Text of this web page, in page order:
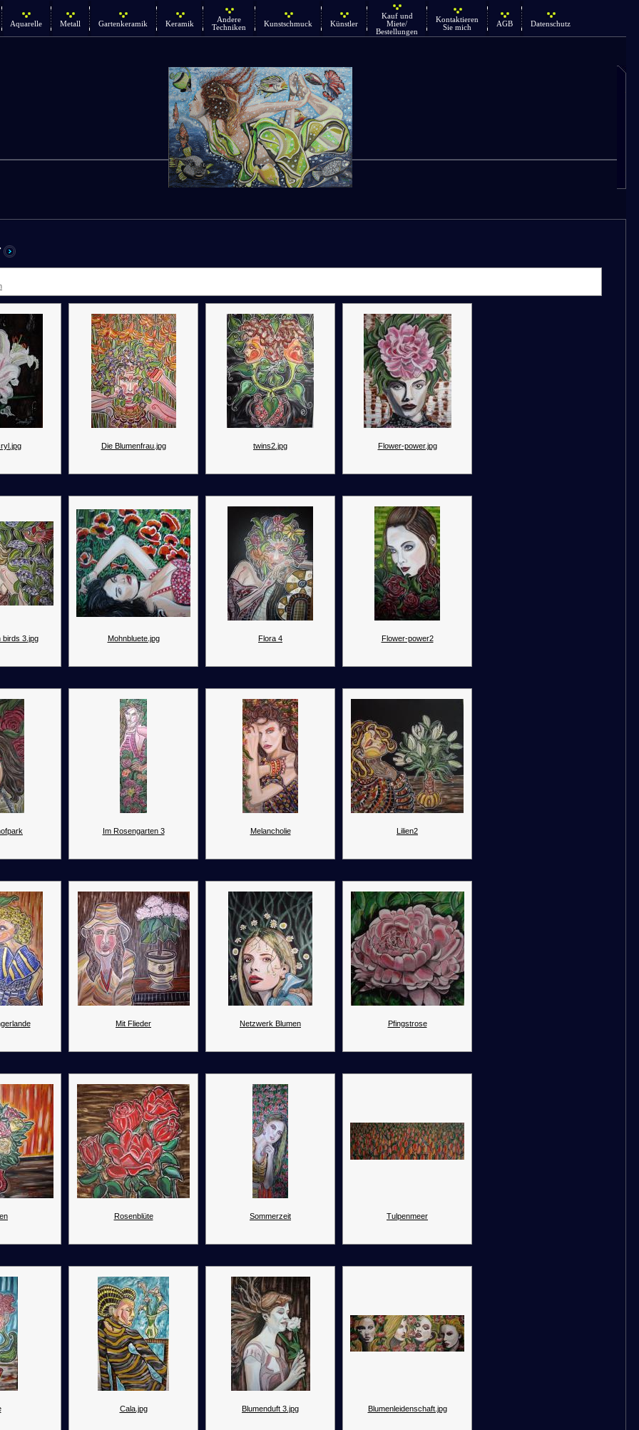
Aquarelle Metall Gartenkeramik Keramik
Andere
Techniken
Kunstschmuck Künstler
Kauf und
Miete/
Bestellungen
Kontaktieren
Sie mich
AGB Datenschutz
Die Blumenfrau.jpg twins2.jpg Flower-power.jpg
birds 3.jpg Mohnbluete.jpg Flora 4 Flower-power2
Im Rosengarten 3 Melancholie Lilien2
Mit Flieder Netzwerk Blumen Pfingstrose
Rosenblüte Sommerzeit Tulpenmeer
Cala.jpg Blumenduft 3.jpg Blumenleidenschaft.jpg